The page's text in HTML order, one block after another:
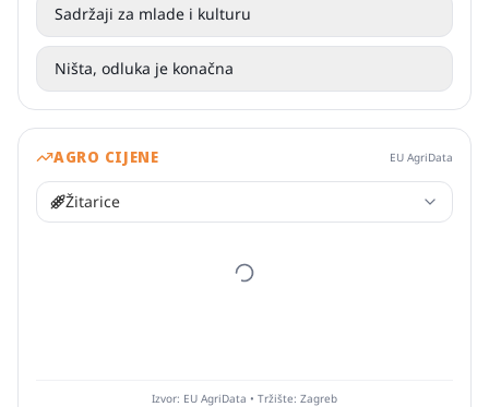
Sadržaji za mlade i kulturu
Ništa, odluka je konačna
AGRO CIJENE EU AgriData
Žitarice
Izvor: EU AgriData • Tržište: Zagreb